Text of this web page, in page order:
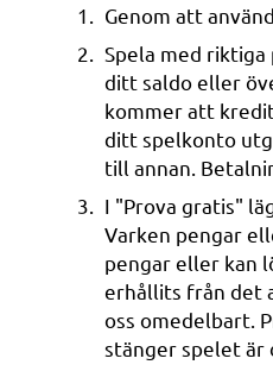
Genom att
Spela med
ditt saldo eller
kommer att
ditt spelkonto
till annan.
I "Prova gratis"
Varken pengar
pengar eller kan
erhållits från det
oss omedelbart.
stänger spelet är